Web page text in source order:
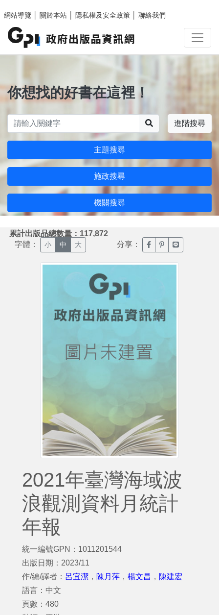
網站導覽
關於本站 隱私權及安全政策 聯絡我們
你想找的好書在這裡！
進階搜尋
主題搜尋
施政搜尋
機關搜尋
累計出版品總數量：117,872
字體： 小 中 大 分享： 臉書分享(另開新視窗)
噗浪分享(另開新
Line分享(另
2021年臺灣海域波
浪觀測資料月統計
年報
統一編號GPN：1011201544
出版日期：2023/11
作/編/譯者： 呂宜潔 ， 陳月萍 ， 楊文昌 ， 陳建宏
語言：中文
頁數：480